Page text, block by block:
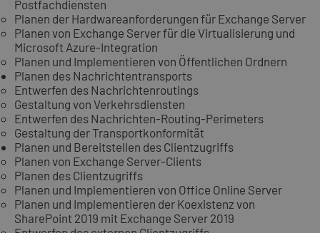
Postfachdiensten
Planen der Hardwareanforderungen für Exchange Server
Planen von Exchange Server für die Virtualisierung und
Microsoft Azure-Integration
Planen und Implementieren von Öffentlichen Ordnern
Planen des Nachrichtentransports
Entwerfen des Nachrichtenroutings
Gestaltung von Verkehrsdiensten
Entwerfen des Nachrichten-Routing-Perimeters
Gestaltung der Transportkonformität
Planen und Bereitstellen des Clientzugriffs
Planen von Exchange Server-Clients
Planen des Clientzugriffs
Planen und Implementieren von Office Online Server
Planen und Implementieren der Koexistenz von
SharePoint 2019 mit Exchange Server 2019